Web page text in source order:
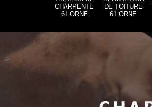
CHARPENTE
61 ORNE
DE TOITURE
61 ORNE